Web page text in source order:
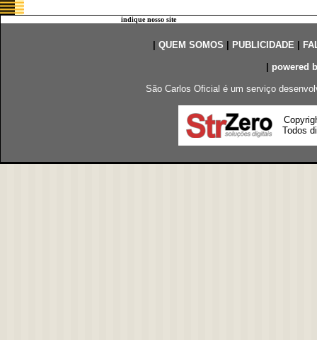
indique nosso site
QUEM SOMOS PUBLICIDADE|
powered
São Carlos Oficial é um serviço
Todos